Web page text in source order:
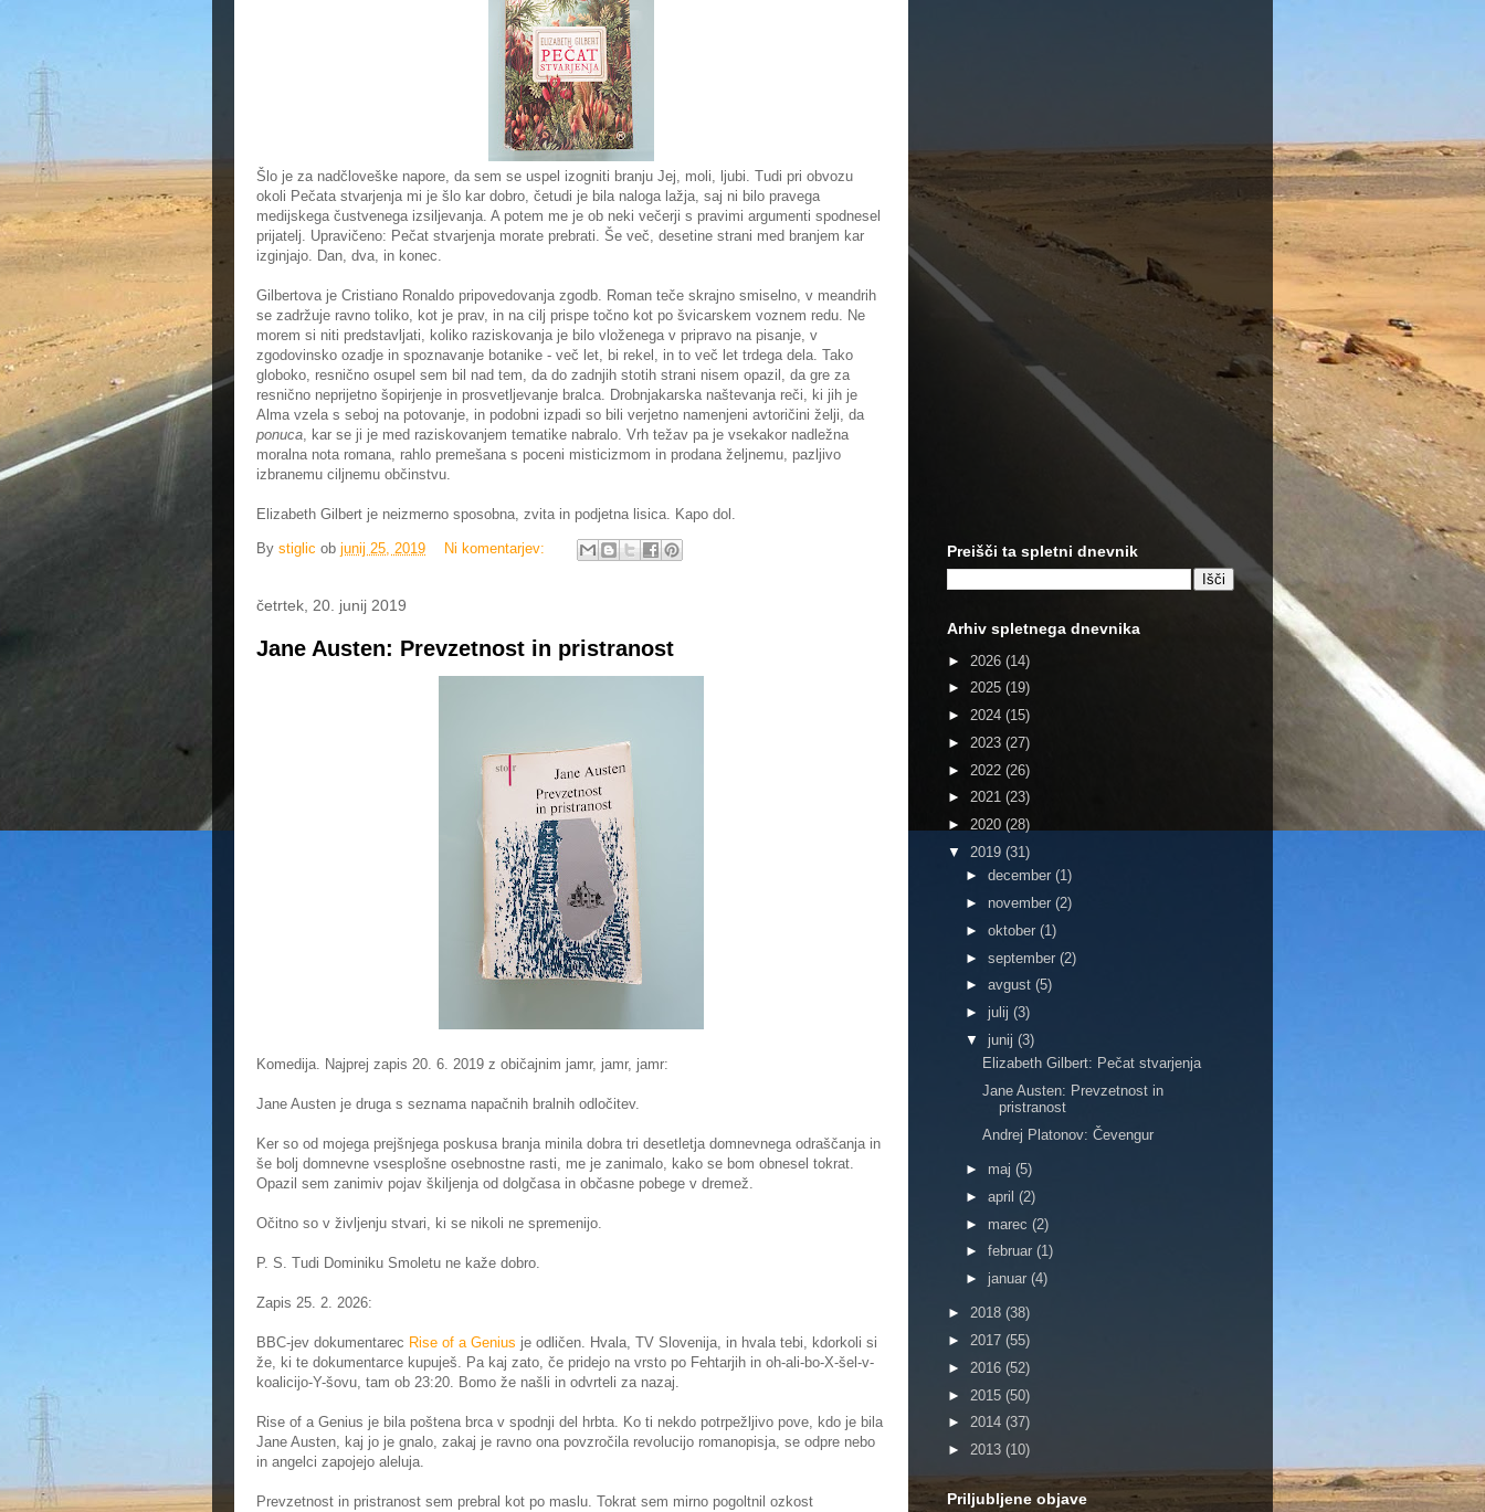
Šlo je za nadčloveške napore, da sem se uspel izogniti branju Jej, moli, ljubi. Tudi pri obvozu
okoli Pečata stvarjenja mi je šlo kar dobro, četudi je bila naloga lažja, saj ni bilo pravega
medijskega čustvenega izsiljevanja. A potem me je ob neki večerji s pravimi argumenti spodnesel
prijatelj. Upravičeno: Pečat stvarjenja morate prebrati. Še več, desetine strani med branjem kar
izginjajo. Dan, dva, in konec.
Gilbertova je Cristiano Ronaldo pripovedovanja zgodb. Roman teče skrajno smiselno, v meandrih
se zadržuje ravno toliko, kot je prav, in na cilj prispe točno kot po švicarskem voznem redu. Ne
morem si niti predstavljati, koliko raziskovanja je bilo vloženega v pripravo na pisanje, v
zgodovinsko ozadje in spoznavanje botanike - več let, bi rekel, in to več let trdega dela. Tako
globoko, resnično osupel sem bil nad tem, da do zadnjih stotih strani nisem opazil, da gre za
resnično neprijetno šopirjenje in prosvetljevanje bralca. Drobnjakarska naštevanja reči, ki jih je
Alma vzela s seboj na potovanje, in podobni izpadi so bili verjetno namenjeni avtoričini želji, da
ponuca, kar se ji je med raziskovanjem tematike nabralo. Vrh težav pa je vsekakor nadležna
moralna nota romana, rahlo premešana s poceni misticizmom in prodana željnemu, pazljivo
izbranemu ciljnemu občinstvu.
Elizabeth Gilbert je neizmerno sposobna, zvita in podjetna lisica. Kapo dol.
By stiglic ob junij 25, 2019 Ni komentarjev:
četrtek, 20. junij 2019
Jane Austen: Prevzetnost in pristranost
Komedija. Najprej zapis 20. 6. 2019 z običajnim jamr, jamr, jamr:
Jane Austen je druga s seznama napačnih bralnih odločitev.
Ker so od mojega prejšnjega poskusa branja minila dobra tri desetletja domnevnega odraščanja in
še bolj domnevne vsesplošne osebnostne rasti, me je zanimalo, kako se bom obnesel tokrat.
Opazil sem zanimiv pojav škiljenja od dolgčasa in občasne pobege v dremež.
Očitno so v življenju stvari, ki se nikoli ne spremenijo.
P. S. Tudi Dominiku Smoletu ne kaže dobro.
Zapis 25. 2. 2026:
BBC-jev dokumentarec Rise of a Genius je odličen. Hvala, TV Slovenija, in hvala tebi, kdorkoli si
že, ki te dokumentarce kupuješ. Pa kaj zato, če pridejo na vrsto po Fehtarjih in oh-ali-bo-X-šel-v-
koalicijo-Y-šovu, tam ob 23:20. Bomo že našli in odvrteli za nazaj.
Rise of a Genius je bila poštena brca v spodnji del hrbta. Ko ti nekdo potrpežljivo pove, kdo je bila
Jane Austen, kaj jo je gnalo, zakaj je ravno ona povzročila revolucijo romanopisja, se odpre nebo
in angelci zapojejo aleluja.
Prevzetnost in pristranost sem prebral kot po maslu. Tokrat sem mirno pogoltnil ozkost
Preišči ta spletni dnevnik
Arhiv spletnega dnevnika
► 2026 (14)
► 2025 (19)
► 2024 (15)
► 2023 (27)
► 2022 (26)
► 2021 (23)
► 2020 (28)
▼ 2019 (31)
► december (1)
► november (2)
► oktober (1)
► september (2)
► avgust (5)
► julij (3)
▼ junij (3)
Elizabeth Gilbert: Pečat stvarjenja
Jane Austen: Prevzetnost in
pristranost
Andrej Platonov: Čevengur
► maj (5)
► april (2)
► marec (2)
► februar (1)
► januar (4)
► 2018 (38)
► 2017 (55)
► 2016 (52)
► 2015 (50)
► 2014 (37)
► 2013 (10)
Priljubljene objave